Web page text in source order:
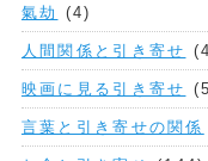
氣劫 (4)
人間関係と引き寄せ
映画に見る引き寄せ
言葉と引き寄せの関係